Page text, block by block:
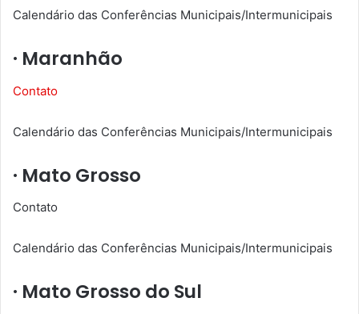
Calendário das Conferências Municipais/Intermunicipais
· Maranhão
Contato
Calendário das Conferências Municipais/Intermunicipais
· Mato Grosso
Contato
Calendário das Conferências Municipais/Intermunicipais
· Mato Grosso do Sul